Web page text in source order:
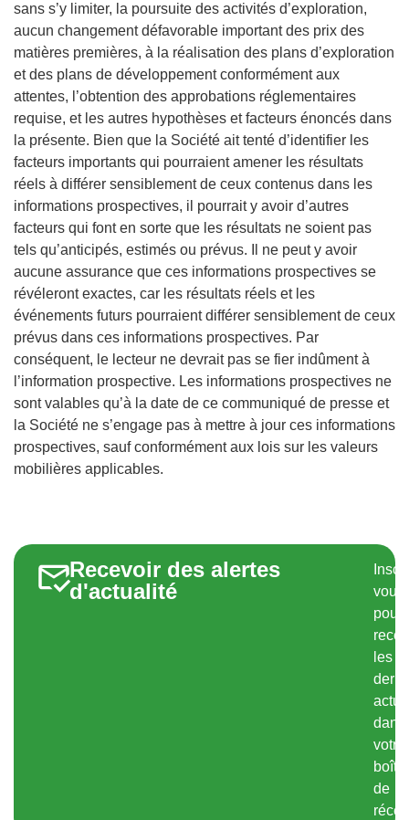
sans s’y limiter, la poursuite des activités d’exploration,
aucun changement défavorable important des prix des
matières premières, à la réalisation des plans d’exploration
et des plans de développement conformément aux
attentes, l’obtention des approbations réglementaires
requise, et les autres hypothèses et facteurs énoncés dans
la présente. Bien que la Société ait tenté d’identifier les
facteurs importants qui pourraient amener les résultats
réels à différer sensiblement de ceux contenus dans les
informations prospectives, il pourrait y avoir d’autres
facteurs qui font en sorte que les résultats ne soient pas
tels qu’anticipés, estimés ou prévus. Il ne peut y avoir
aucune assurance que ces informations prospectives se
révéleront exactes, car les résultats réels et les
événements futurs pourraient différer sensiblement de ceux
prévus dans ces informations prospectives. Par
conséquent, le lecteur ne devrait pas se fier indûment à
l’information prospective. Les informations prospectives ne
sont valables qu’à la date de ce communiqué de presse et
la Société ne s’engage pas à mettre à jour ces informations
prospectives, sauf conformément aux lois sur les valeurs
mobilières applicables.
Recevoir des alertes
d'actualité
vous
pour
les
dans
votre
boîte
de